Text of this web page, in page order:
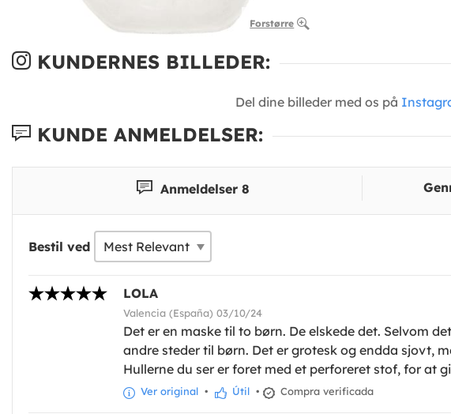
Forstørre
KUNDERNES BILLEDER:
Del dine billeder med os på
KUNDE ANMELDELSER:
Anmeldelser 8
Bestil ved
LOLA
Valencia (España) 03/10/24
Det er en maske til to børn. De elskede det. Selvom
andre steder til børn. Det er grotesk og endda sjovt,
Hullerne du ser er foret med et perforeret stof, for at
Ver original • Útil • Compra verificada